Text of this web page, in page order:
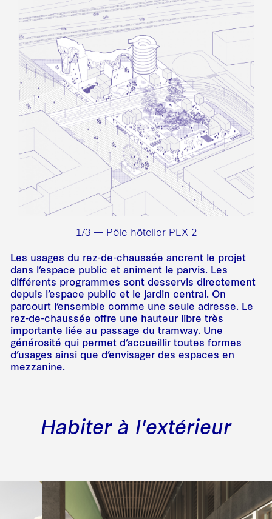
1/3 — Pôle hôtelier PEX 2
Les usages du rez-de-chaussée ancrent le projet
dans l’espace public et animent le parvis. Les
différents programmes sont desservis directement
depuis l’espace public et le jardin central. On
parcourt l’ensemble comme une seule adresse. Le
rez-de-chaussée offre une hauteur libre très
importante liée au passage du tramway. Une
générosité qui permet d’accueillir toutes formes
d’usages ainsi que d’envisager des espaces en
mezzanine.
Habiter à l'extérieur